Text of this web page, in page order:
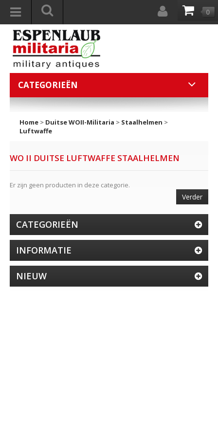
0
CATEGORIEËN
Home > Duitse WOII-Militaria > Staalhelmen >
Luftwaffe
WO II DUITSE LUFTWAFFE STAALHELMEN
Er zijn geen producten in deze categorie.
Verder
CATEGORIEËN
INFORMATIE
NIEUW